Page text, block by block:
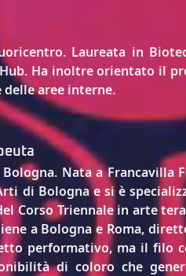
Laureata in
Ha inoltre orientato il
aree interne.
Nata a Francavilla
di Bologna e si è
Corso Triennale in arte
a Bologna e Roma,
performativo, ma il filo
di coloro che